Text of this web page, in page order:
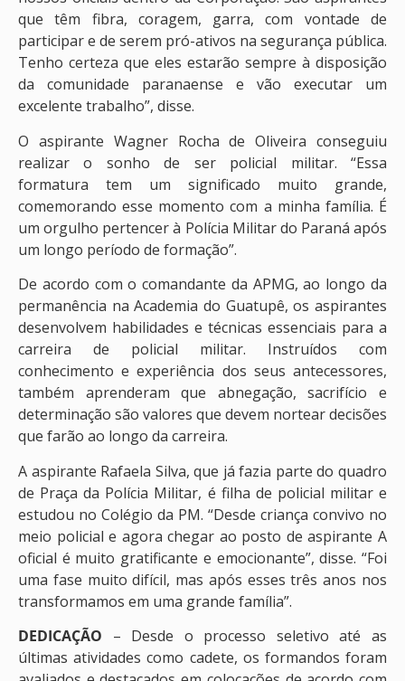
que têm fibra, coragem, garra, com vontade de
participar e de serem pró-ativos na segurança pública.
Tenho certeza que eles estarão sempre à disposição
da comunidade paranaense e vão executar um
excelente trabalho”, disse.
O aspirante Wagner Rocha de Oliveira conseguiu
realizar o sonho de ser policial militar. “Essa
formatura tem um significado muito grande,
comemorando esse momento com a minha família. É
um orgulho pertencer à Polícia Militar do Paraná após
um longo período de formação”.
De acordo com o comandante da APMG, ao longo da
permanência na Academia do Guatupê, os aspirantes
desenvolvem habilidades e técnicas essenciais para a
carreira de policial militar. Instruídos com
conhecimento e experiência dos seus antecessores,
também aprenderam que abnegação, sacrifício e
determinação são valores que devem nortear decisões
que farão ao longo da carreira.
A aspirante Rafaela Silva, que já fazia parte do quadro
de Praça da Polícia Militar, é filha de policial militar e
estudou no Colégio da PM. “Desde criança convivo no
meio policial e agora chegar ao posto de aspirante A
oficial é muito gratificante e emocionante”, disse. “Foi
uma fase muito difícil, mas após esses três anos nos
transformamos em uma grande família”.
DEDICAÇÃO – Desde o processo seletivo até as
últimas atividades como cadete, os formandos foram